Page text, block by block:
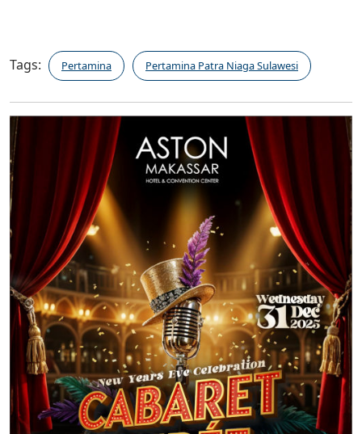
Tags: Pertamina Pertamina Patra Niaga Sulawesi